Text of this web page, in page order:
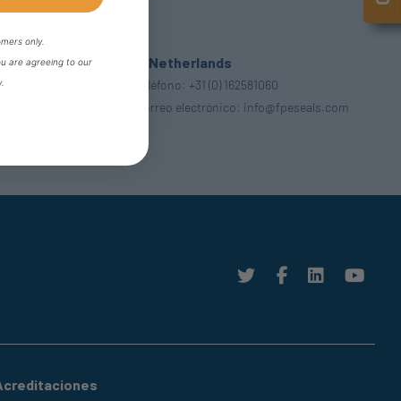
The Netherlands
Teléfono: +31 (0) 162581060
Correo electrónico: info@fpeseals.com
only.
are agreeing to our